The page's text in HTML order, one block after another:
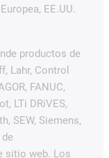
EE.UU.
productos de
Lahr, Control
FANUC,
LTi DRiVES,
SEW, Siemens,
sitio web. Los